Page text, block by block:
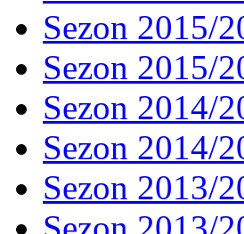
Sezon 2015/
Sezon 2015/
Sezon 2014/
Sezon 2014/
Sezon 2013/